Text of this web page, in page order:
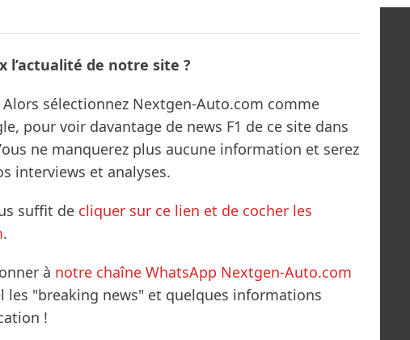
l’actualité de notre site ?
Alors sélectionnez Nextgen-Auto.com comme
pour voir davantage de news F1 de ce site dans
ne manquerez plus aucune information et serez
interviews et analyses.
suffit de cliquer sur ce lien et de cocher les
.
à notre chaîne WhatsApp Nextgen-Auto.com
les "breaking news" et quelques informations
!